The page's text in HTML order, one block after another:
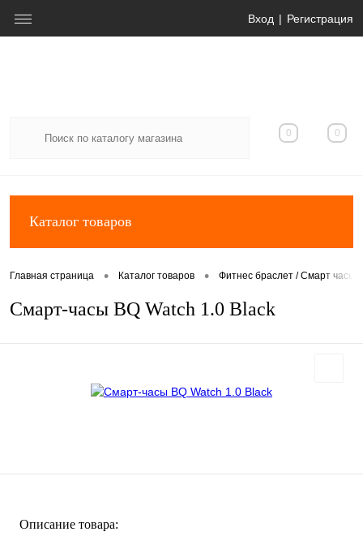
Вход Регистрация
0 0
Каталог товаров
Главная страница • Каталог товаров • Фитнес браслет / Смарт часы /
Смарт-часы BQ Watch 1.0 Black
Описание товара: